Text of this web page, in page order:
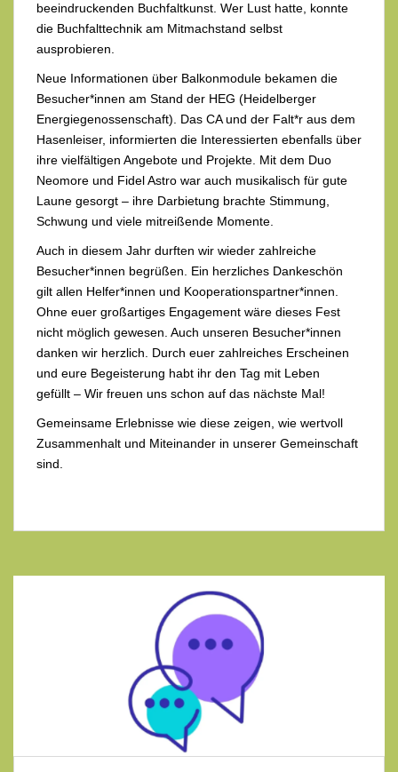
beeindruckenden Buchfaltkunst. Wer Lust hatte, konnte
die Buchfalttechnik am Mitmachstand selbst
ausprobieren.
Neue Informationen über Balkonmodule bekamen die
Besucher*innen am Stand der HEG (Heidelberger
Energiegenossenschaft). Das CA und der Falt*r aus dem
Hasenleiser, informierten die Interessierten ebenfalls über
ihre vielfältigen Angebote und Projekte. Mit dem Duo
Neomore und Fidel Astro war auch musikalisch für gute
Laune gesorgt – ihre Darbietung brachte Stimmung,
Schwung und viele mitreißende Momente.
Auch in diesem Jahr durften wir wieder zahlreiche
Besucher*innen begrüßen. Ein herzliches Dankeschön
gilt allen Helfer*innen und Kooperationspartner*innen.
Ohne euer großartiges Engagement wäre dieses Fest
nicht möglich gewesen. Auch unseren Besucher*innen
danken wir herzlich. Durch euer zahlreiches Erscheinen
und eure Begeisterung habt ihr den Tag mit Leben
gefüllt – Wir freuen uns schon auf das nächste Mal!
Gemeinsame Erlebnisse wie diese zeigen, wie wertvoll
Zusammenhalt und Miteinander in unserer Gemeinschaft
sind.